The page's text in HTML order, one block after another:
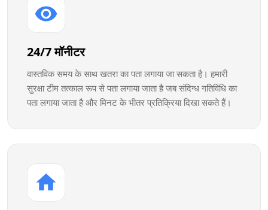
24/7 मॉनीटर
वास्तविक समय के साथ खतरा का पता लगाया जा सकता है। हमारी
सुरक्षा टीम तत्काल रूप से पता लगाया जाता है जब संदिग्ध गतिविधि का
पता लगाया जाता है और मिनट के भीतर प्रतिक्रिया दिखा सकते हैं।